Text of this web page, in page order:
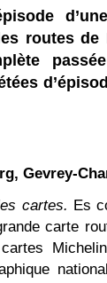
routes
Gevrey-
cartes. Es
carte